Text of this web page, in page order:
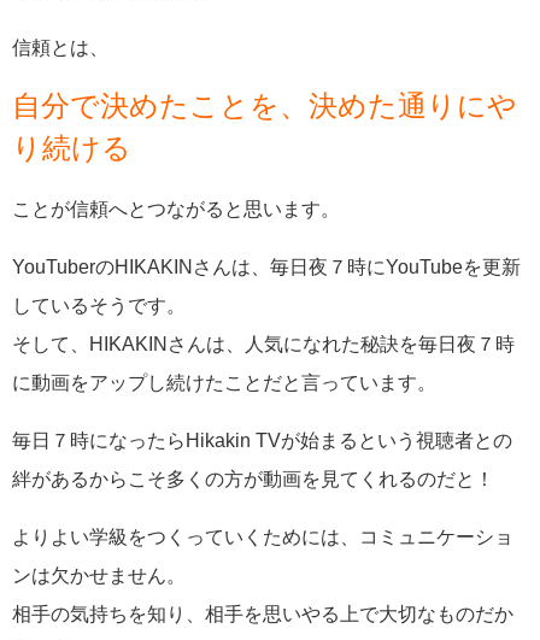
信頼とは、
自分で決めたことを、決めた通りにや
り続ける
ことが信頼へとつながると思います。
YouTuberのHIKAKIN さんは、毎日夜７時にYouTubeを更新
しているそうです。
そして、
HIKAKIN さんは、人気になれた秘訣を毎日夜７時
に動画をアップし続けたことだと言っています。
毎日７時になったら Hikakin TVが始まるという視聴者との
絆があるからこそ多くの方が動画を見てくれるのだと！
よりよい学級をつくっていくためには、コミュニケーショ
ンは欠かせません。
相手の気持ちを知り、相手を思いやる上で大切なものだか